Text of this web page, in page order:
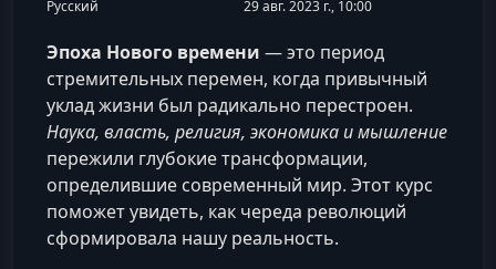
Русский
29 авг. 2023 г., 10:00
Эпоха Нового времени — это период
стремительных перемен, когда привычный
уклад жизни был радикально перестроен.
Наука, власть, религия, экономика и мышление
пережили глубокие трансформации,
определившие современный мир. Этот курс
поможет увидеть, как череда революций
сформировала нашу реальность.